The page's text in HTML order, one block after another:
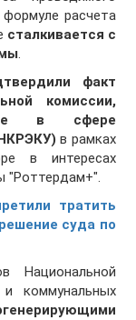
расчета
сталкивается с
.
факт
комиссии,
в сфере
в рамках
в интересах
"Роттердам+".
тратить
суда по
Национальной
и коммунальных